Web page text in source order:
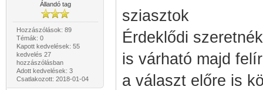
Állandó tag
Hozzászólások: 89
Témák: 0
Kapott kedvelések: 55
kedvelés 27
hozzászólásban
Adott kedvelések: 3
Csatlakozott: 2018-01-04
sziasztok
Érdeklődi
is várható majd
a választ előre is